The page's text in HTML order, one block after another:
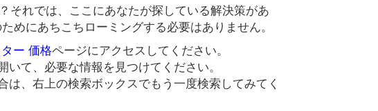
それでは、ここにあなたが探している解決策があ
めにあちこちローミングする必要はありません。
ー 価格ページにアクセスしてください。
て、必要な情報を見つけてください。
は、右上の検索ボックスでもう一度検索してみてく